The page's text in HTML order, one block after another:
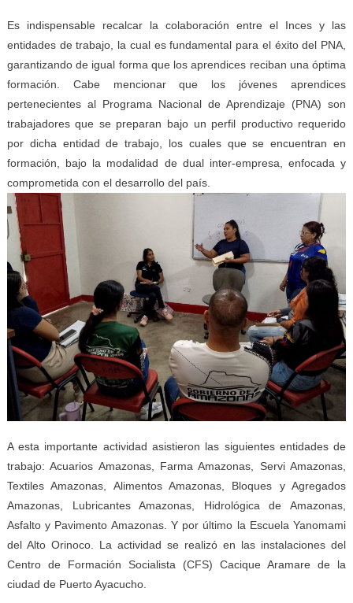
Es indispensable recalcar la colaboración entre el Inces y las
entidades de trabajo, la cual es fundamental para el éxito del PNA,
garantizando de igual forma que los aprendices reciban una óptima
formación. Cabe mencionar que los jóvenes aprendices
pertenecientes al Programa Nacional de Aprendizaje (PNA) son
trabajadores que se preparan bajo un perfil productivo requerido
por dicha entidad de trabajo, los cuales que se encuentran en
formación, bajo la modalidad de dual inter-empresa, enfocada y
comprometida con el desarrollo del país.
A esta importante actividad asistieron las siguientes entidades de
trabajo: Acuarios Amazonas, Farma Amazonas, Servi Amazonas,
Textiles Amazonas, Alimentos Amazonas, Bloques y Agregados
Amazonas, Lubricantes Amazonas, Hidrológica de Amazonas,
Asfalto y Pavimento Amazonas. Y por último la Escuela Yanomami
del Alto Orinoco. La actividad se realizó en las instalaciones del
Centro de Formación Socialista (CFS) Cacique Aramare de la
ciudad de Puerto Ayacucho.